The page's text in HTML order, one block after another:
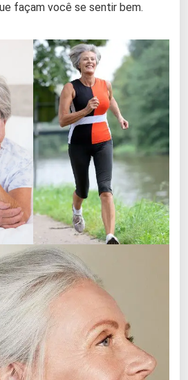
façam você se sentir bem.